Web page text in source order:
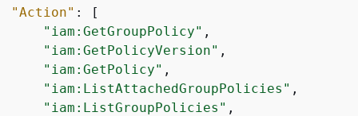
"Action" : [
"iam:GetGroupPolicy" ,
"iam:GetPolicyVersion" ,
"iam:GetPolicy" ,
"iam:ListAttachedGroupPolicies" ,
"iam:ListGroupPolicies" ,